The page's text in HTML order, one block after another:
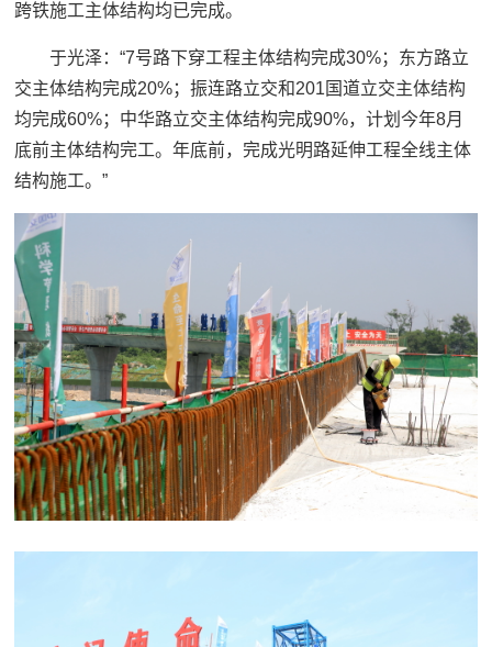
跨铁施工主体结构均已完成。
于光泽：“7号路下穿工程主体结构完成30%；东方路立
交主体结构完成20%；振连路立交和201国道立交主体结构
均完成60%；中华路立交主体结构完成90%，计划今年8月
底前主体结构完工。年底前，完成光明路延伸工程全线主体
结构施工。”